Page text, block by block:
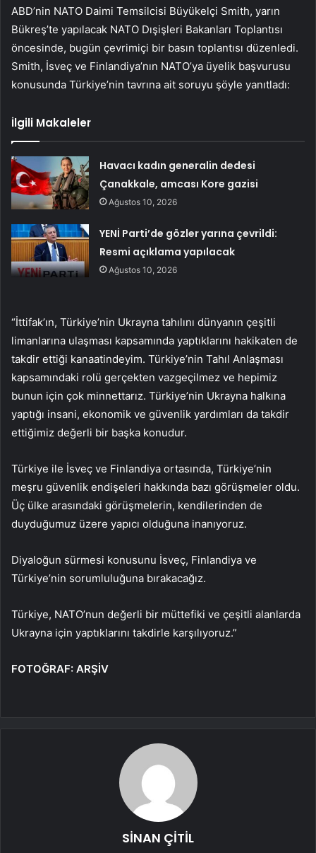
ABD’nin NATO Daimi Temsilcisi Büyükelçi Smith, yarın
Bükreş’te yapılacak NATO Dışişleri Bakanları Toplantısı
öncesinde, bugün çevrimiçi bir basın toplantısı düzenledi.
Smith, İsveç ve Finlandiya’nın NATO’ya üyelik başvurusu
konusunda Türkiye’nin tavrına ait soruyu şöyle yanıtladı:
İlgili Makaleler
Havacı kadın generalin dedesi
Çanakkale, amcası Kore gazisi
Ağustos 10, 2026
YENİ Parti’de gözler yarına çevrildi:
Resmi açıklama yapılacak
Ağustos 10, 2026
“İttifak’ın, Türkiye’nin Ukrayna tahılını dünyanın çeşitli
limanlarına ulaşması kapsamında yaptıklarını hakikaten de
takdir ettiği kanaatindeyim. Türkiye’nin Tahıl Anlaşması
kapsamındaki rolü gerçekten vazgeçilmez ve hepimiz
bunun için çok minnettarız. Türkiye’nin Ukrayna halkına
yaptığı insani, ekonomik ve güvenlik yardımları da takdir
ettiğimiz değerli bir başka konudur.
Türkiye ile İsveç ve Finlandiya ortasında, Türkiye’nin
meşru güvenlik endişeleri hakkında bazı görüşmeler oldu.
Üç ülke arasındaki görüşmelerin, kendilerinden de
duyduğumuz üzere yapıcı olduğuna inanıyoruz.
Diyaloğun sürmesi konusunu İsveç, Finlandiya ve
Türkiye’nin sorumluluğuna bırakacağız.
Türkiye, NATO’nun değerli bir müttefiki ve çeşitli alanlarda
Ukrayna için yaptıklarını takdirle karşılıyoruz.”
FOTOĞRAF: ARŞİV
SİNAN ÇİTİL